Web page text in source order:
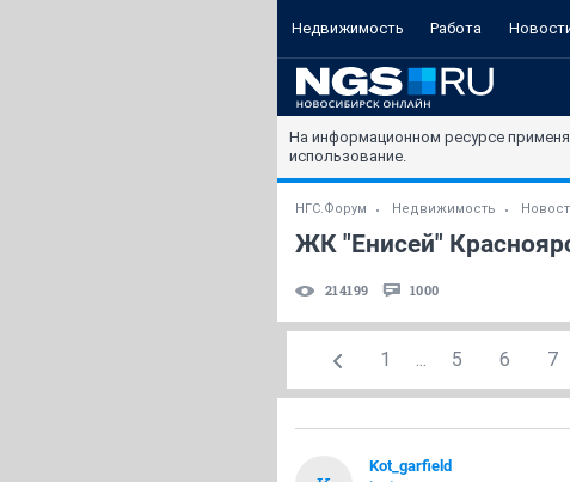
Недвижимость Работа
На информационном ресурсе
использование.
НГС.Форум Недвижимость
ЖК "Енисей"
214199 1000
1 ... 5 6 7
Kot_garfield